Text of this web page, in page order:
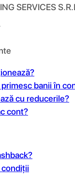
SERVICES
banii în
cu reducerile?
cont?